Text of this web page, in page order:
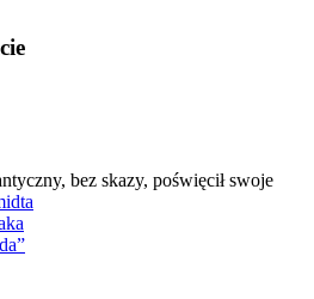
bez skazy, poświęcił swoje